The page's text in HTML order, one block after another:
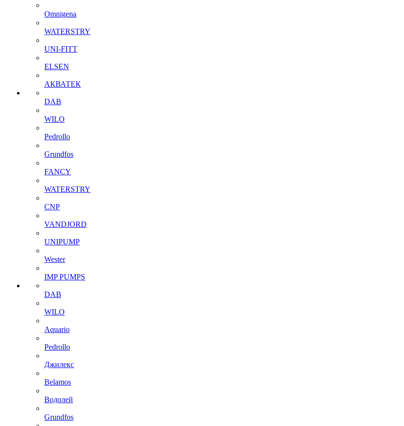
Omnigena
WATERSTRY
UNI-FITT
ELSEN
АКВАТЕК
DAB
WILO
Pedrollo
Grundfos
FANCY
WATERSTRY
CNP
VANDJORD
UNIPUMP
Wester
IMP PUMPS
DAB
WILO
Aquario
Pedrollo
Джилекс
Belamos
Водолей
Grundfos